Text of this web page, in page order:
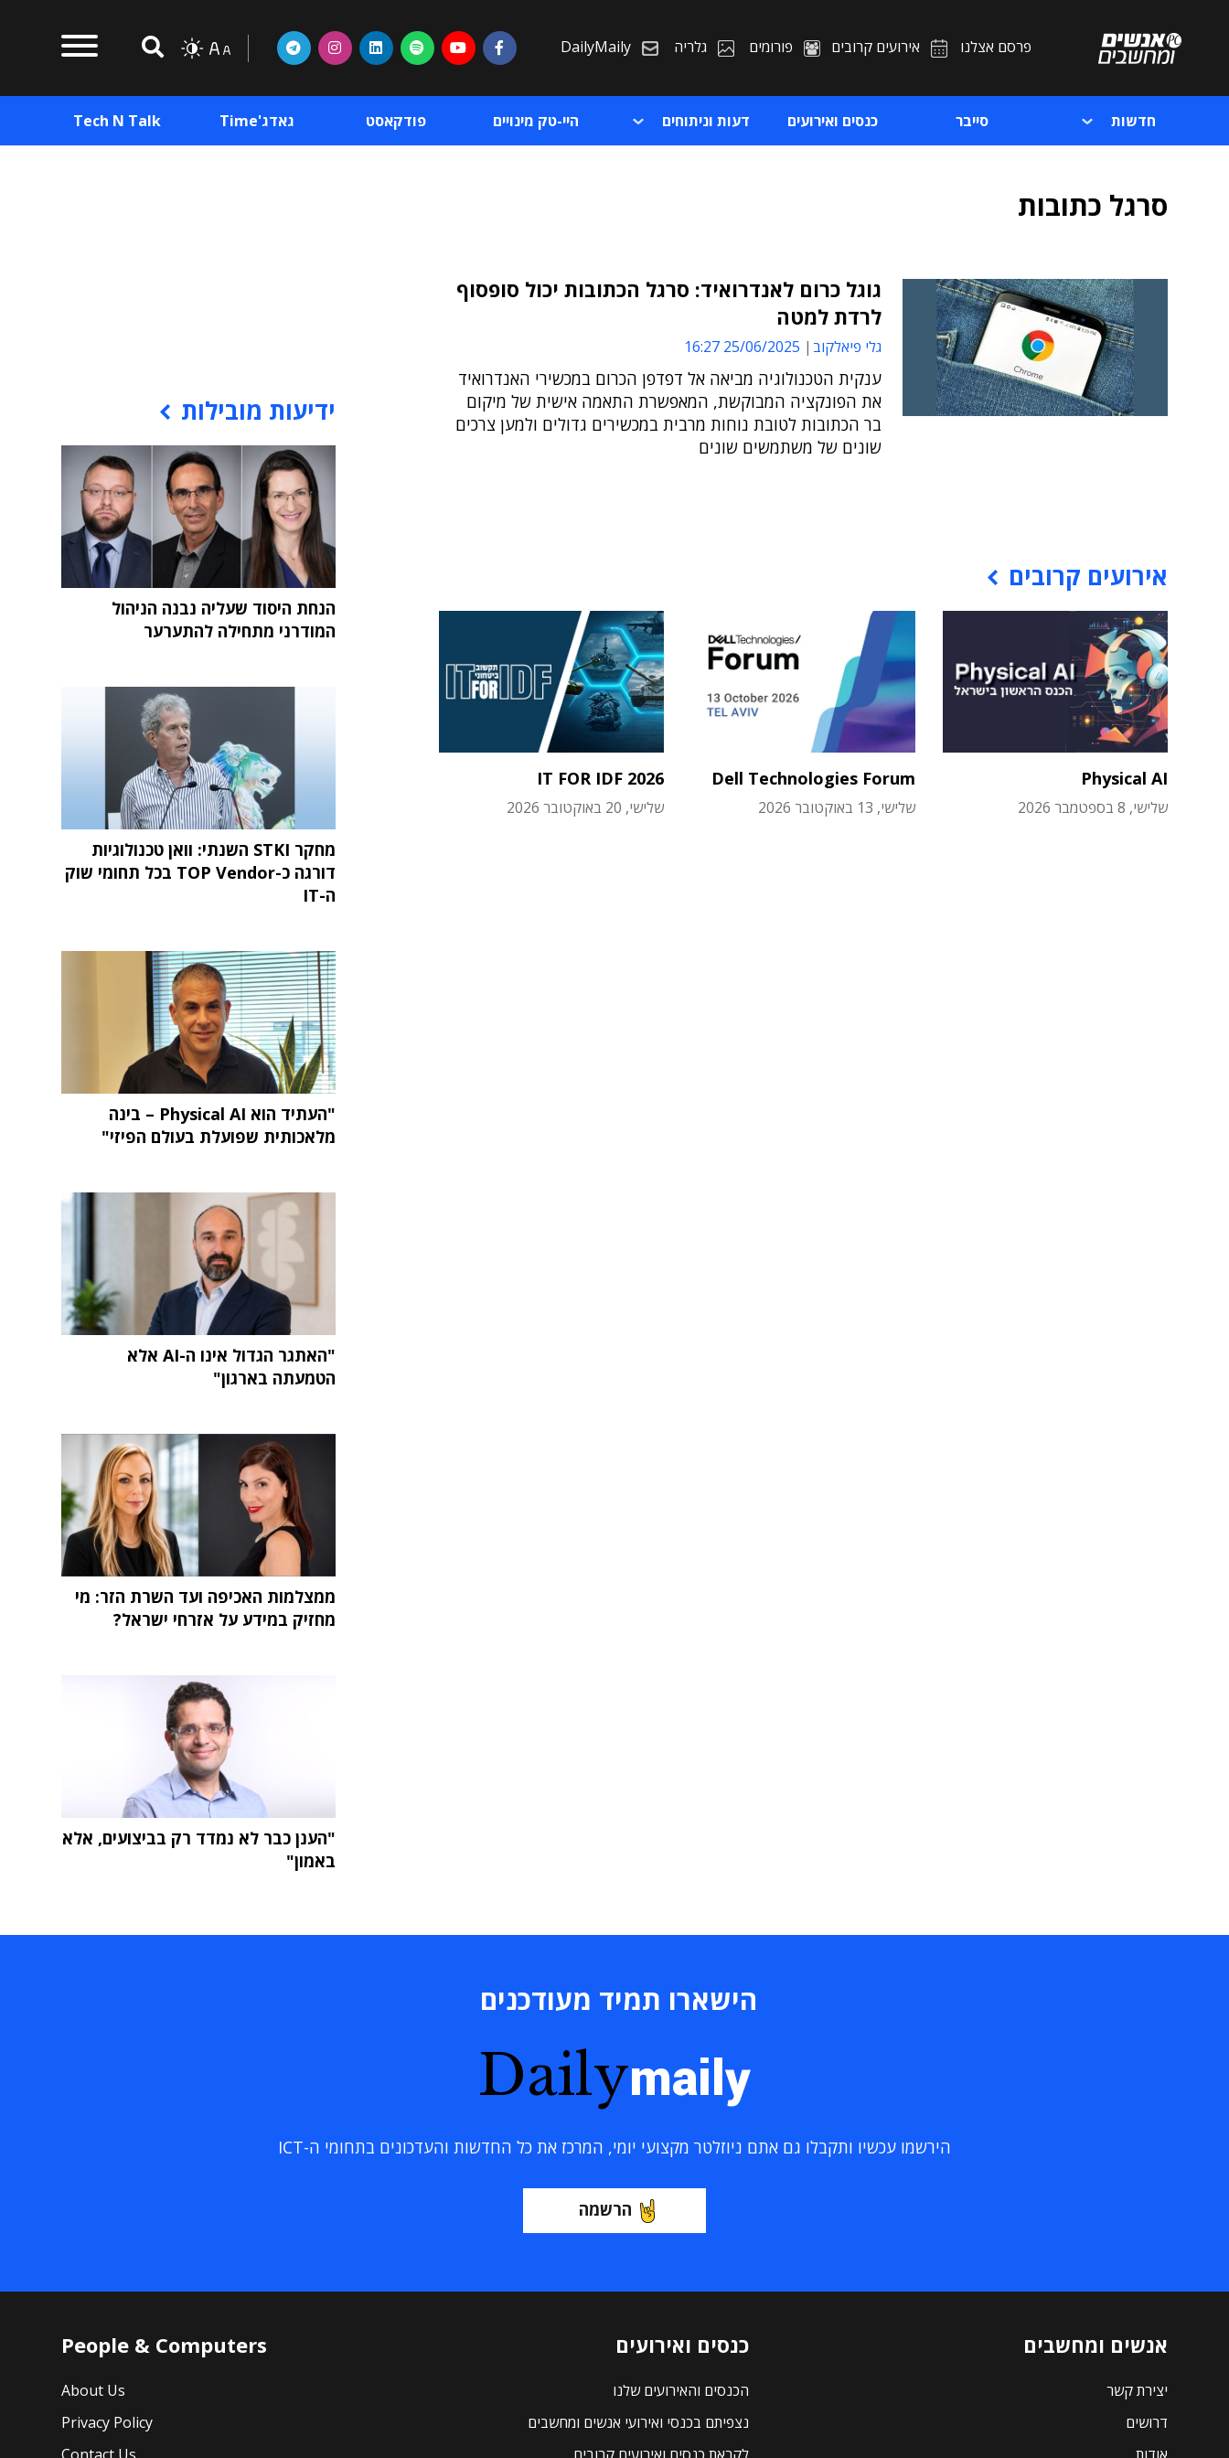
פרסם אצלנו אירועים קרובים פורומים גלריה DailyMaily
חדשות סייבר כנסים ואירועים דעות וניתוחים היי-טק מינויים פודקאסט גאדג'Time Tech N Talk
סרגל כתובות
גוגל כרום לאנדרואיד: סרגל הכתובות יכול סופסוף
לרדת למטה
גלי פיאלקוב 25/06/2025 16:27
ענקית הטכנולוגיה מביאה אל דפדפן הכרום במכשירי האנדרואיד
את הפונקציה המבוקשת, המאפשרת התאמה אישית של מיקום
בר הכתובות לטובת נוחות מרבית במכשירים גדולים ולמען צרכים
שונים של משתמשים שונים
אירועים קרובים
Physical AI
שלישי, 8 בספטמבר 2026
Dell Technologies Forum
שלישי, 13 באוקטובר 2026
IT FOR IDF 2026
שלישי, 20 באוקטובר 2026
ידיעות מובילות
הנחת היסוד שעליה נבנה הניהול
המודרני מתחילה להתערער
מחקר STKI השנתי: וואן טכנולוגיות
דורגה כ-TOP Vendor בכל תחומי שוק
ה-IT
"העתיד הוא Physical AI – בינה
מלאכותית שפועלת בעולם הפיזי"
"האתגר הגדול אינו ה-AI אלא
הטמעתה בארגון"
ממצלמות האכיפה ועד השרת הזר: מי
מחזיק במידע על אזרחי ישראל?
"הענן כבר לא נמדד רק בביצועים, אלא
באמון"
הישארו תמיד מעודכנים
Dailymaily
הירשמו עכשיו ותקבלו גם אתם ניוזלטר מקצועי יומי, המרכז את כל החדשות והעדכונים בתחומי ה-ICT
הרשמה
אנשים ומחשבים
יצירת קשר
דרושים
כנסים ואירועים
הכנסים והאירועים שלנו
נצפיתם בכנסי ואירועי אנשים ומחשבים
People & Computers
About Us
Privacy Policy